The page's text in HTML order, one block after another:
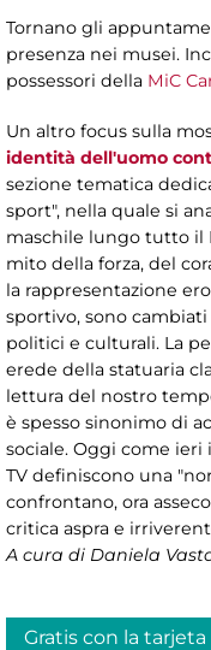
Tornano gli
presenza nei musei.
possessori della MiC
Un altro focus sulla
identità dell'uomo
sezione tematica
sport", nella quale si
maschile lungo tutto il
mito della forza, del
la rappresentazione
sportivo, sono
politici e culturali. La
erede della statuaria
lettura del nostro
è spesso sinonimo di
sociale. Oggi come
TV definiscono una
confrontano, ora
critica aspra e
A cura di Daniela
Gratis con la tarjeta